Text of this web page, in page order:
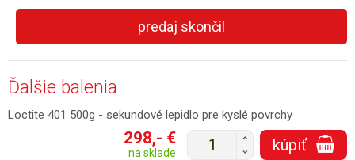
predaj skončil
Ďalšie balenia
Loctite 401 500g - sekundové lepidlo pre kyslé povrchy
298,- €
na sklade
+
kúpiť